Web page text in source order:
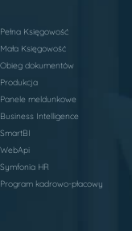
Pełna Księgowość
Mała Księgowość
Obieg dokumentów
Produkcja
Panele meldunkowe
Business Intelligence
SmartBI
WebApi
Symfonia HR
Program kadrowo-płacowy